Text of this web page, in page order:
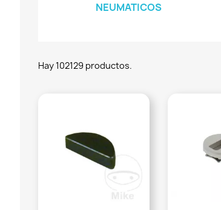
NEUMATICOS
Hay 102129 productos.